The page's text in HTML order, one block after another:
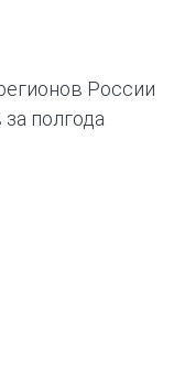
России
полгода